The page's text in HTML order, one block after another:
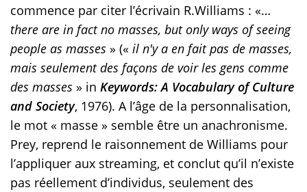
commence par citer l’écrivain R.Williams : «…
there are in fact no masses, but only ways of seeing
people as masses » (« il n'y a en fait pas de masses,
mais seulement des façons de voir les gens comme
des masses » in Keywords: A Vocabulary of Culture
and Society, 1976). A l’âge de la personnalisation,
le mot « masse » semble être un anachronisme.
Prey, reprend le raisonnement de Williams pour
l’appliquer aux streaming, et conclut qu’il n’existe
pas réellement d’individus, seulement des